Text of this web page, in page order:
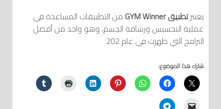
يعتبرتطبيق GYM Winner
من التطبيقات المساعدة في
عملية التخسيس ورشاقة الجسم، وهو واحد من أفضل
البرامج التي ظهرت في عام 202
شارك هذا الموضوع: